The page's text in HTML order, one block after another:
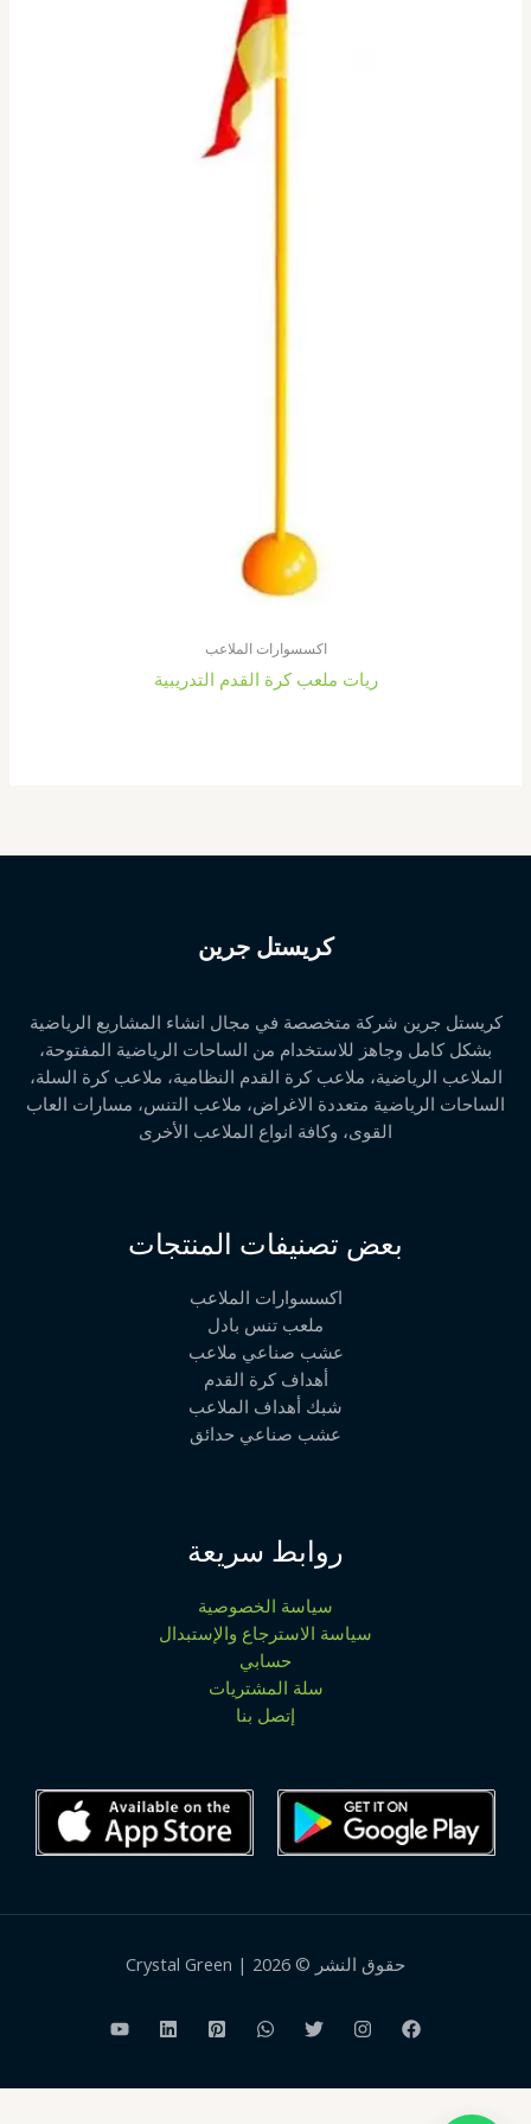
اكسسوارات الملاعب
ريات ملعب كرة القدم التدريبية
كريستل جرين
كريستل جرين شركة متخصصة في مجال انشاء المشاريع الرياضية
بشكل كامل وجاهز للاستخدام من الساحات الرياضية المفتوحة،
الملاعب الرياضية، ملاعب كرة القدم النظامية، ملاعب كرة السلة،
الساحات الرياضية متعددة الاغراض، ملاعب التنس، مسارات العاب
القوى، وكافة انواع الملاعب الأخرى
بعض تصنيفات المنتجات
اكسسوارات الملاعب
ملعب تنس بادل
عشب صناعي ملاعب
أهداف كرة القدم
شبك أهداف الملاعب
عشب صناعي حدائق
روابط سريعة
سياسة الخصوصية
سياسة الاسترجاع والإستبدال
حسابي
سلة المشتريات
إتصل بنا
حقوق النشر © 2026 | Crystal Green